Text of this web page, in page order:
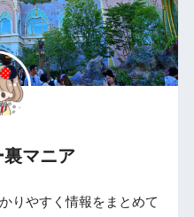
裏マニア
りやすく情報をまとめて